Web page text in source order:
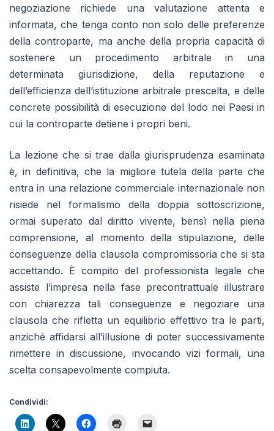
negoziazione richiede una valutazione attenta e
informata, che tenga conto non solo delle preferenze
della controparte, ma anche della propria capacità di
sostenere un procedimento arbitrale in una
determinata giurisdizione, della reputazione e
dell’efficienza dell’istituzione arbitrale prescelta, e delle
concrete possibilità di esecuzione del lodo nei Paesi in
cui la controparte detiene i propri beni.
La lezione che si trae dalla giurisprudenza esaminata
è, in definitiva, che la migliore tutela della parte che
entra in una relazione commerciale internazionale non
risiede nel formalismo della doppia sottoscrizione,
ormai superato dal diritto vivente, bensì nella piena
comprensione, al momento della stipulazione, delle
conseguenze della clausola compromissoria che si sta
accettando. È compito del professionista legale che
assiste l’impresa nella fase precontrattuale illustrare
con chiarezza tali conseguenze e negoziare una
clausola che rifletta un equilibrio effettivo tra le parti,
anziché affidarsi all’illusione di poter successivamente
rimettere in discussione, invocando vizi formali, una
scelta consapevolmente compiuta.
Condividi: